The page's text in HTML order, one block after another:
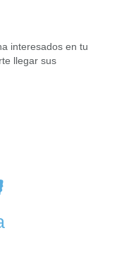
interesados en tu
llegar sus